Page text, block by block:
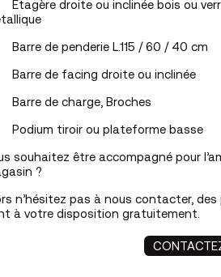
Etagère droite ou inclinée bois ou
Barre de penderie L.115 / 60 / 40 cm
Barre de facing droite ou inclinée
Barre de charge, Broches
Podium tiroir ou plateforme basse
souhaitez être accompagné pour
?
n’hésitez pas à nous contacter,
à votre disposition gratuitement.